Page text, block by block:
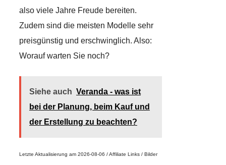
also viele Jahre Freude bereiten.
Zudem sind die meisten Modelle sehr
preisgünstig und erschwinglich. Also:
Worauf warten Sie noch?
Siehe auch Veranda - was ist
bei der Planung, beim Kauf und
der Erstellung zu beachten?
Letzte Aktualisierung am 2026-08-06 / Affiliate Links / Bilder